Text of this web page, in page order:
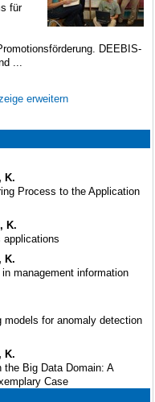
für
DEEBIS-
...
erweitern
K.
Process to the Application
K.
applications
K.
management information
models for anomaly detection
K.
the Big Data Domain: A
Case